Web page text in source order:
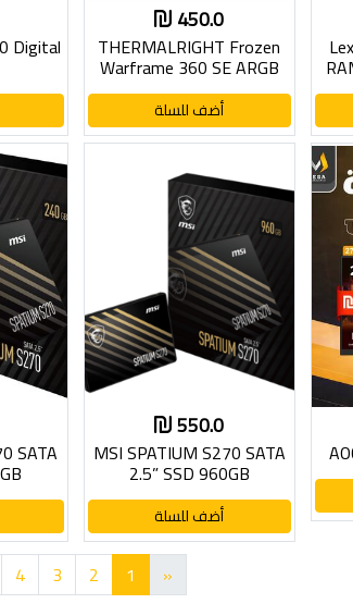
450.0
THERMALRIGHT Frozen
Warframe 360 SE ARGB
أضف للسلة
Digital
550.0
MSI SPATIUM S270 SATA
2.5” SSD 960GB
أضف للسلة
SATA
«
1
2
3
4